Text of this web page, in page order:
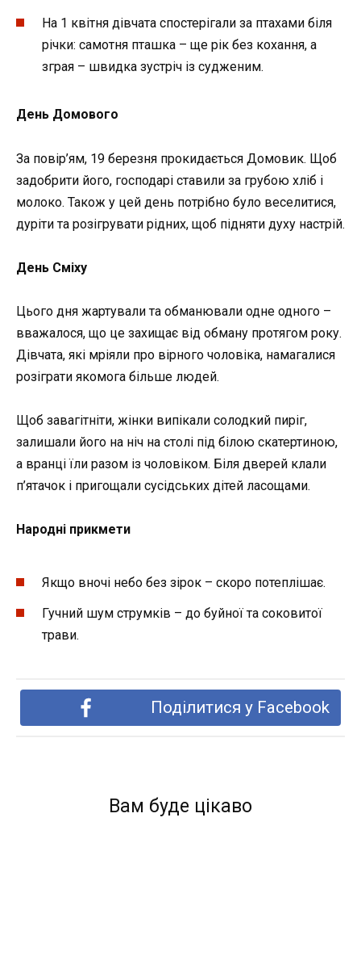
На 1 квітня дівчата спостерігали за птахами біля
річки: самотня пташка – ще рік без кохання, а
зграя – швидка зустріч із судженим.
День Домового
За повір’ям, 19 березня прокидається Домовик. Щоб
задобрити його, господарі ставили за грубою хліб і
молоко. Також у цей день потрібно було веселитися,
дуріти та розігрувати рідних, щоб підняти духу настрій.
День Сміху
Цього дня жартували та обманювали одне одного –
вважалося, що це захищає від обману протягом року.
Дівчата, які мріяли про вірного чоловіка, намагалися
розіграти якомога більше людей.
Щоб завагітніти, жінки випікали солодкий пиріг,
залишали його на ніч на столі під білою скатертиною,
а вранці їли разом із чоловіком. Біля дверей клали
п’ятачок і пригощали сусідських дітей ласощами.
Народні прикмети
Якщо вночі небо без зірок – скоро потеплішає.
Гучний шум струмків – до буйної та соковитої
трави.
Поділитися у Facebook
Вам буде цікаво